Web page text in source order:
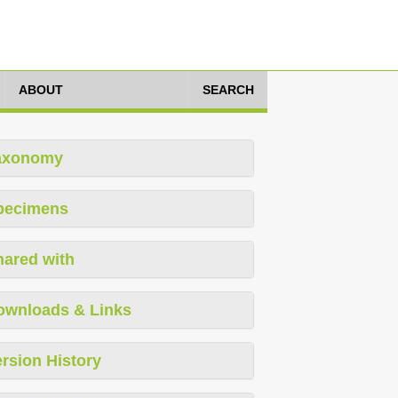
ABOUT SEARCH
with
& Links
History